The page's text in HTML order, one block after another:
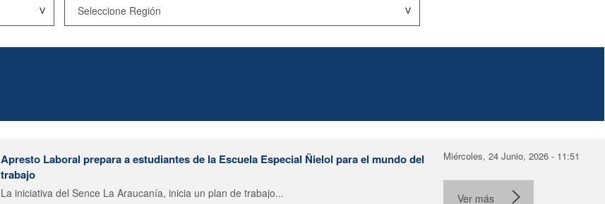
Apresto Laboral prepara a estudiantes de la Escuela Especial Ñielol para el mundo del
trabajo
La iniciativa del Sence La Araucanía, inicia un plan de trabajo...
Miércoles, 24 Junio, 2026 - 11:51
Ver más